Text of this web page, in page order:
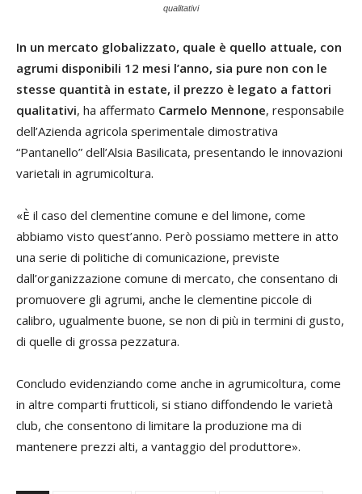
qualitativi
In un mercato globalizzato, quale è quello attuale, con
agrumi disponibili 12 mesi l’anno, sia pure non con le
stesse quantità in estate, il prezzo è legato a fattori
qualitativi, ha affermato Carmelo Mennone, responsabile
dell’Azienda agricola sperimentale dimostrativa
“Pantanello” dell’Alsia Basilicata, presentando le innovazioni
varietali in agrumicoltura.
«È il caso del clementine comune e del limone, come
abbiamo visto quest’anno. Però possiamo mettere in atto
una serie di politiche di comunicazione, previste
dall’organizzazione comune di mercato, che consentano di
promuovere gli agrumi, anche le clementine piccole di
calibro, ugualmente buone, se non di più in termini di gusto,
di quelle di grossa pezzatura.
Concludo evidenziando come anche in agrumicoltura, come
in altre comparti frutticoli, si stiano diffondendo le varietà
club, che consentono di limitare la produzione ma di
mantenere prezzi alti, a vantaggio del produttore».